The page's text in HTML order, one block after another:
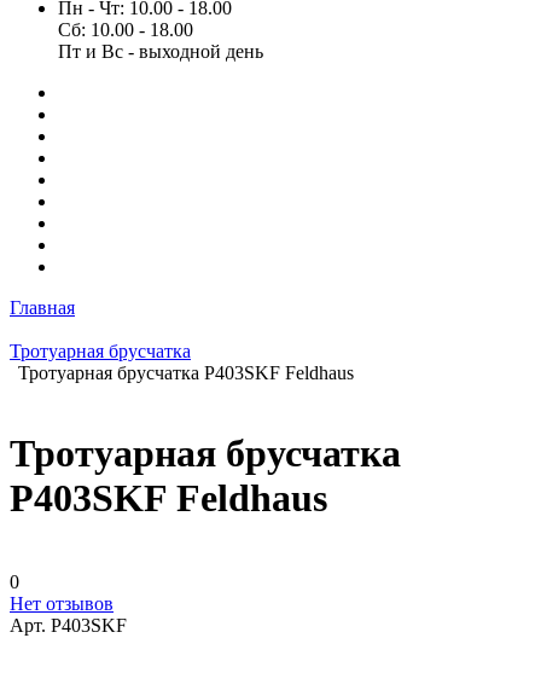
Пн - Чт: 10.00 - 18.00
Сб: 10.00 - 18.00
Пт и Вс - выходной день
Главная
Тротуарная брусчатка
Тротуарная брусчатка P403SKF Feldhaus
Тротуарная брусчатка
P403SKF Feldhaus
0
Нет отзывов
Арт. P403SKF